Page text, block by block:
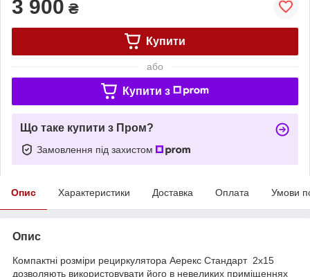
3 900 ₴
Купити
або
Купити з
Що таке купити з Пром?
Замовлення під захистом
Опис Характеристики Доставка Оплата Умови
Опис
Компактні розміри рециркулятора Аерекс Стандарт 2x15
дозволяють використовувати його в невеликих приміщеннях